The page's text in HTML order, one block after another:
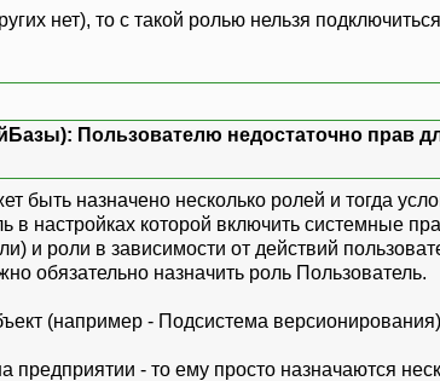
нет), то с такой ролью нельзя
Пользователю недостаточно прав
быть назначено несколько ролей и тогда
настройках которой включить системные
и роли в зависимости от действий
обязательно назначить роль Пользователь.
(например - Подсистема версионирования)
предприятии - то ему просто назначаются